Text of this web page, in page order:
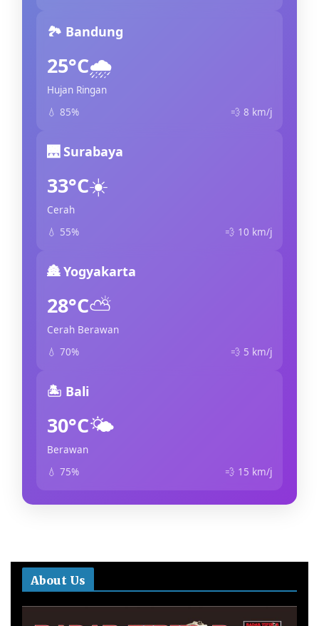
🏞️ Bandung
25°C🌧️
Hujan Ringan
💧 85%
💨 8 km/j
🌉 Surabaya
33°C☀️
Cerah
💧 55%
💨 10 km/j
🏯 Yogyakarta
28°C⛅
Cerah Berawan
💧 70%
💨 5 km/j
🏝️ Bali
30°C🌤️
Berawan
💧 75%
💨 15 km/j
About Us